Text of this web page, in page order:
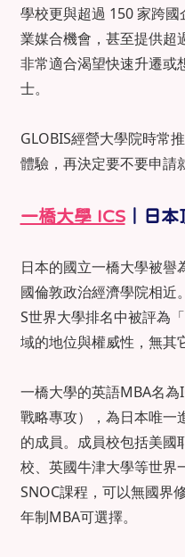
學校更與超過 150 家跨
業媒合機會，甚至提供超
非常適合渴望快速升遷或
士。
GLOBIS經營大學院時常
體驗，再決定要不要申請
一橋大學 ICS｜日本
日本的國立一橋大學被譽
國倫敦政治經濟學院相近
S世界大學排名中被評為
域的地位與權威性，無其
一橋大學的英語MBA名為
戰略專攻），為日本唯一
的成員。成員校包括美國
校、英國牛津大學等世界
SNOC課程，可以無國界
年制MBA可選擇。